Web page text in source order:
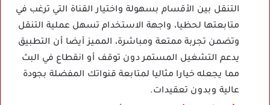
التنقل بين الأقسام بسهولة واختيار القناة التي ترغب في
متابعتها لحظيا، واجهة الاستخدام تسهل عملية التنقل
وتضمن تجربة ممتعة ومباشرة، المميز أيضا أن التطبيق
يدعم التشغيل المستمر دون توقف أو انقطاع في البث
مما يجعله خيارا مثاليا لمتابعة قنواتك المفضلة بجودة
عالية وبدون تعقيدات.